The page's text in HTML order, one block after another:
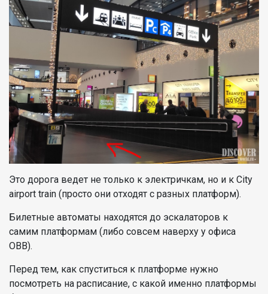
Это дорога ведет не только к электричкам, но и к City
airport train (просто они отходят с разных платформ).
Билетные автоматы находятся до эскалаторов к
самим платформам (либо совсем наверху у офиса
OBB).
Перед тем, как спуститься к платформе нужно
посмотреть на расписание, с какой именно платформы